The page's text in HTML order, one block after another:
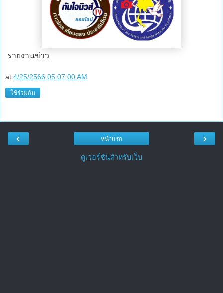
รายงานข่าว
at 4/25/2566 05:07:00 AM
ใช้ร่วมกัน
‹ ›
หน้าแรก
ดูเวอร์ชันสำหรับเว็บ